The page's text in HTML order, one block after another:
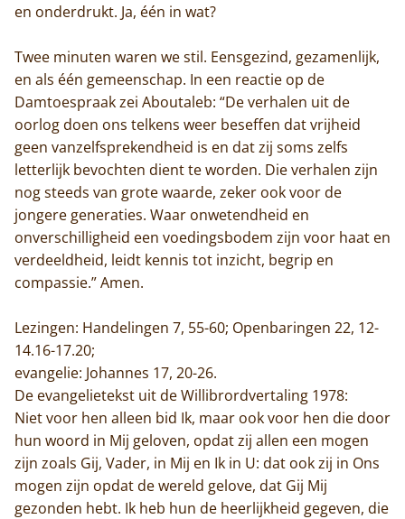
en onderdrukt. Ja, één in wat?
Twee minuten waren we stil. Eensgezind, gezamenlijk,
en als één gemeenschap. In een reactie op de
Damtoespraak zei Aboutaleb: “De verhalen uit de
oorlog doen ons telkens weer beseffen dat vrijheid
geen vanzelfsprekendheid is en dat zij soms zelfs
letterlijk bevochten dient te worden. Die verhalen zijn
nog steeds van grote waarde, zeker ook voor de
jongere generaties. Waar onwetendheid en
onverschilligheid een voedingsbodem zijn voor haat en
verdeeldheid, leidt kennis tot inzicht, begrip en
compassie.” Amen.
Lezingen: Handelingen 7, 55-60; Openbaringen 22, 12-
14.16-17.20;
evangelie: Johannes 17, 20-26.
De evangelietekst uit de Willibrordvertaling 1978:
Niet voor hen alleen bid Ik, maar ook voor hen die door
hun woord in Mij geloven, opdat zij allen een mogen
zijn zoals Gij, Vader, in Mij en Ik in U: dat ook zij in Ons
mogen zijn opdat de wereld gelove, dat Gij Mij
gezonden hebt. Ik heb hun de heerlijkheid gegeven, die